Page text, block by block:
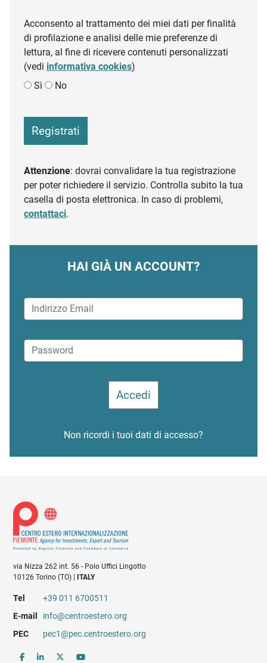
Acconsento al trattamento dei miei dati per finalità
di profilazione e analisi delle mie preferenze di
lettura, al fine di ricevere contenuti personalizzati
(vedi informativa cookies)
Sì
No
Registrati
Attenzione: dovrai convalidare la tua registrazione
per poter richiedere il servizio. Controlla subito la tua
casella di posta elettronica. In caso di problemi,
contattaci.
HAI GIÀ UN ACCOUNT?
Non ricordi i tuoi dati di accesso?
via Nizza 262 int. 56 - Polo Uffici Lingotto
10126 Torino (TO) |ITALY
Tel
+39 011 6700511
E-mail
info@centroestero.org
PEC
pec1@pec.centroestero.org